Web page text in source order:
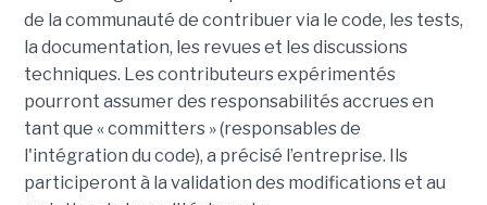
de la communauté de contribuer via le code, les tests,
la documentation, les revues et les discussions
techniques. Les contributeurs expérimentés
pourront assumer des responsabilités accrues en
tant que « committers » (responsables de
l'intégration du code), a précisé l’entreprise. Ils
participeront à la validation des modifications et au